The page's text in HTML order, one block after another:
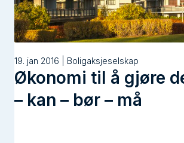
19. jan 2016 | Boligaksjeselskap
Økonomi til å gjøre
– kan – bør – må